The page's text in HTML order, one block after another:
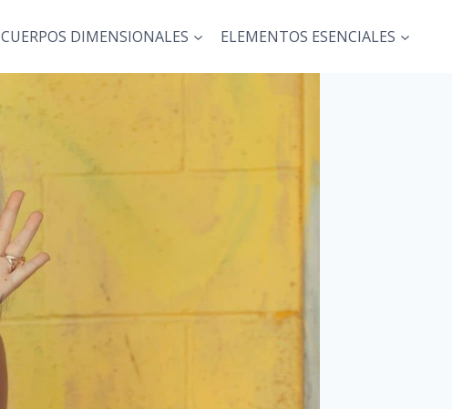
CUERPOS DIMENSIONALES ELEMENTOS ESENCIALES